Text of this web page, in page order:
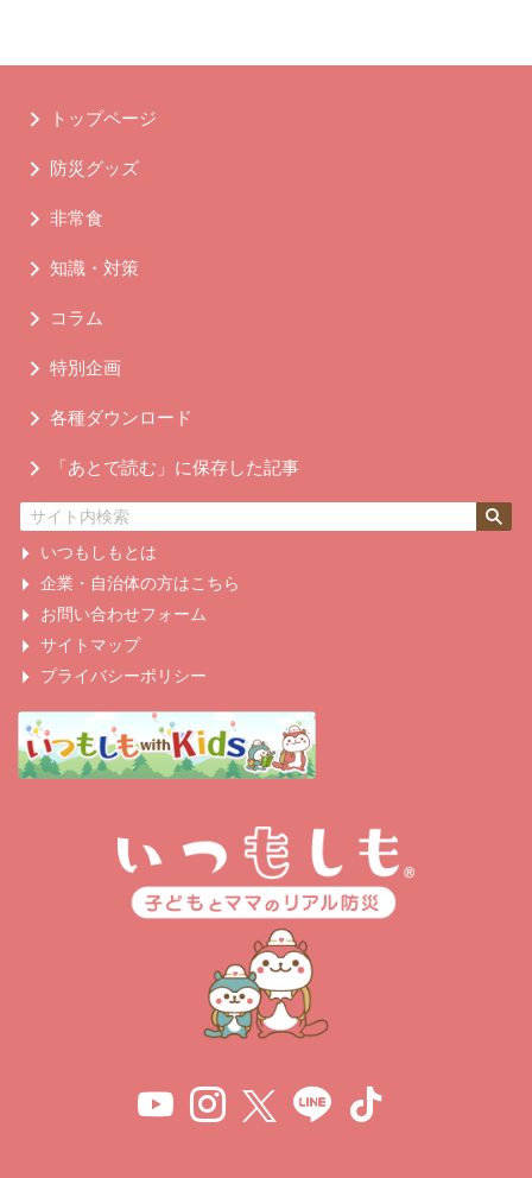
トップページ
防災グッズ
非常食
知識・対策
コラム
特別企画
各種ダウンロード
「あとで読む」に保存した記事
いつもしもとは
企業・自治体の方はこちら
お問い合わせフォーム
サイトマップ
プライバシーポリシー